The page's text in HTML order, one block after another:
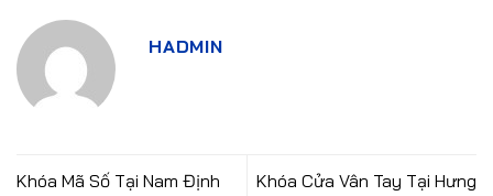
HADMIN
Khóa Mã Số Tại Nam Định
Khóa Cửa Vân Tay Tại Hưng